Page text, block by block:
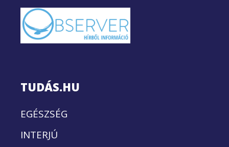
TUDÁS.HU
EGÉSZSÉG
INTERJÚ